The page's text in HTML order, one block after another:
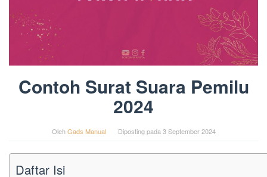
Contoh Surat Suara Pemilu
2024
OlehGads Manual Diposting pada 3 September 2024
Daftar Isi